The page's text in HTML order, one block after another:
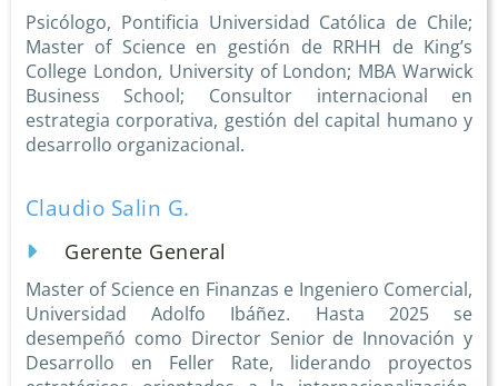
Psicólogo, Pontificia Universidad Católica de Chile;
Master of Science en gestión de RRHH de King’s
College London, University of London; MBA Warwick
Business School; Consultor internacional en
estrategia corporativa, gestión del capital humano y
desarrollo organizacional.
Claudio Salin G.
Gerente General
Master of Science en Finanzas e Ingeniero Comercial,
Universidad Adolfo Ibáñez. Hasta 2025 se
desempeñó como Director Senior de Innovación y
Desarrollo en Feller Rate, liderando proyectos